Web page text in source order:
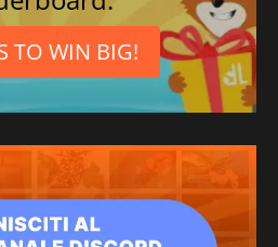
TO WIN BIG!